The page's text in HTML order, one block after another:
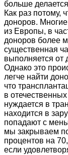
больше
Как раз потому,
доноров.
из Европы, в
доноров более
существенная
выполняется от
Однако это
легче найти
что
в
нуждается в
находится в
попадают с
мы закрываем
процентов на
если